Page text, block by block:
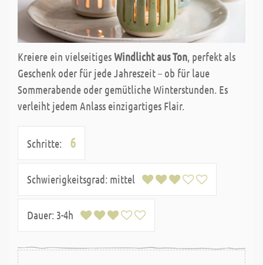
Kreiere ein vielseitigesWindlicht aus Ton, perfekt als
Geschenk oder für jede Jahreszeit – ob für laue
Sommerabende oder gemütliche Winterstunden. Es
verleiht jedem Anlass einzigartiges Flair.
Schritte: 6
Schwierigkeitsgrad: mittel
Dauer: 3-4h